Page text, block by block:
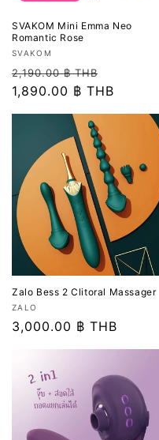
SVAKOM Mini Emma Neo
Romantic Rose
เวน
เด
อร์:
SVAKOM
ราคา
ปกติ
2,190.00 ฿ THB
โปรโมชัน
1,890.00 ฿ THB
Zalo Bess 2 Clitoral Massager
เวน
เด
ZALO
ราคา
3,000.00 ฿ THB